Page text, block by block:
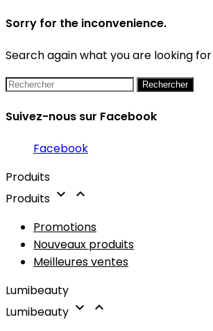
Sorry for the inconvenience.
Search again what you are looking for
Rechercher
Suivez-nous sur Facebook
Facebook
Produits
Produits  
Promotions
Nouveaux produits
Meilleures ventes
Lumibeauty
Lumibeauty  